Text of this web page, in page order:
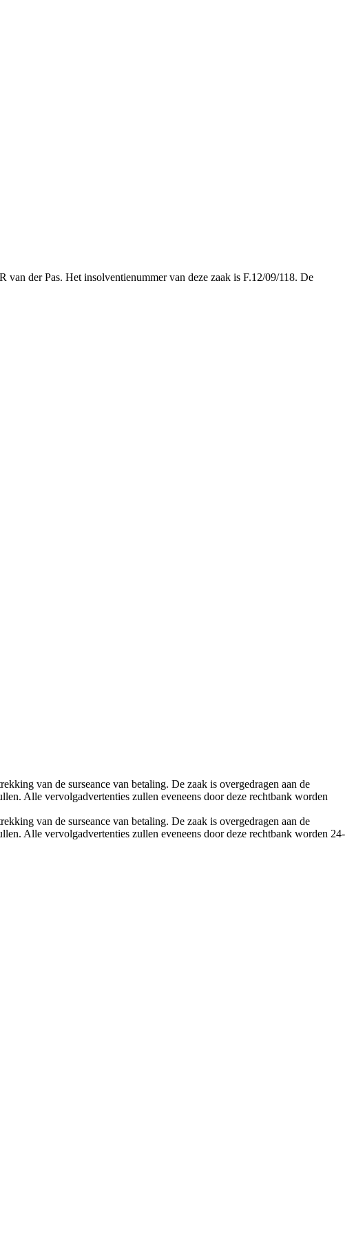
der Pas. Het insolventienummer van deze zaak is F.12/09/118. De
van de surseance van betaling. De zaak is overgedragen aan de
Alle vervolgadvertenties zullen eveneens door deze rechtbank worden
van de surseance van betaling. De zaak is overgedragen aan de
Alle vervolgadvertenties zullen eveneens door deze rechtbank worden 24-